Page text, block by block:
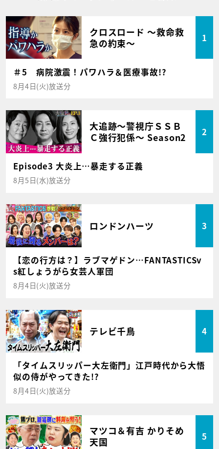
クロスロード ～救命救
急の約束～
1
＃5 病院激震！パワハラ＆医療事故!?
8月4日(火)放送分
大追跡～警視庁ＳＳＢ
Ｃ強行犯係～ Season2
2
Episode3 大炎上…暴走する正義
8月5日(水)放送分
ロンドンハーツ 3
【恋の行方は？】ラブマゲドン…FANTASTICSv
s紅しょうがら女芸人軍団
8月4日(火)放送分
テレビ千鳥 4
「タイムスリッパー大左衛門」江戸時代から大悟
似の侍がやってきた!?
8月4日(火)放送分
マツコ＆有吉 かりそめ
天国
5